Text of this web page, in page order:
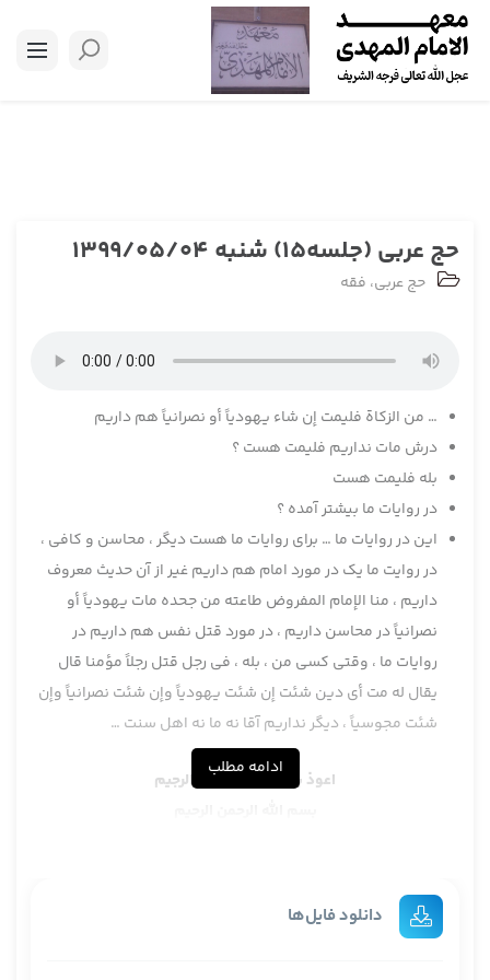
حج عربی (جلسه15) شنبه 1399/05/04
حج عربی، فقه
… من الزكاة فليمت إن شاء يهودياً أو نصرانياً هم داريم
درش مات نداريم فليمت هست ؟
بله فليمت هست
در روايات ما بيشتر آمده ؟
اين در روايات ما … براي روايات ما هست دیگر ، محاسن و کافی ،
در روایت ما یک در مورد امام هم داریم غیر از آن حدیث معروف
داریم ، منا الإمام المفروض طاعته من جحده مات يهودياً أو
نصرانياً در محاسن داريم ، در مورد قتل نفس هم داريم در
روايات ما ، وقتي كسي من ، بله ، في رجل قتل رجلاً مؤمنا قال
يقال له مت أي دين شئت إن شئت يهودياً وإن شئت نصرانياً وإن
شئت مجوسياً ، دیگر نداریم آقا نه ما نه اهل سنت …
اعوذ بالله من الشيطان الرجيم
وفقنا وجميع المشتغلين وأرحمنا برحمتك يا أرحم الراحمين
كان الكلام بالنسبة للأحاديث الدالة على أنّ حديثاً واحد من لم يحج
ادامه مطلب
دانلود فایل‌ها